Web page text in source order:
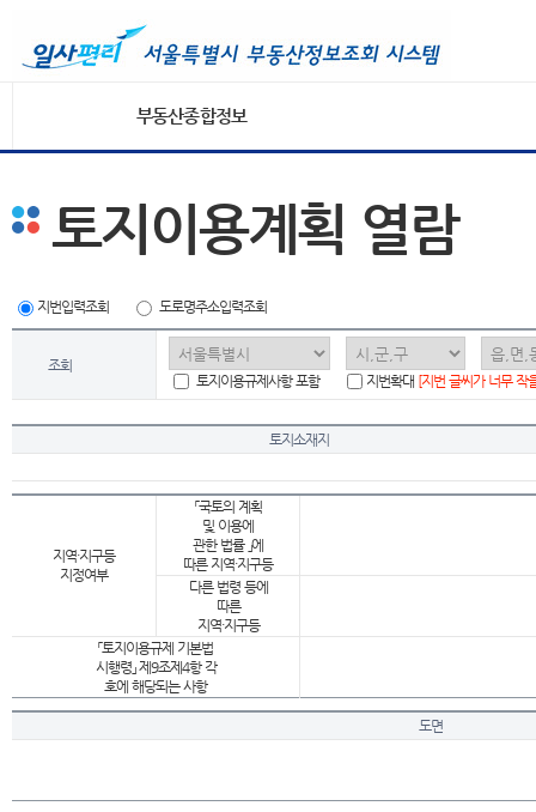
부동산종합정보
토지이용계획 열람
지번입력조회 도로명주소입력조회
조회
토지이용규제사항 포함
지번확대 [지번 글씨가 너무 작
토지소재지
지역·지구등
지정여부
「국토의 계획
및 이용에
관한 법률 」에
따른 지역·지구등
다른 법령 등에
따른
지역·지구등
「토지이용규제 기본법
시행령」 제9조제4항 각
호에 해당되는 사항
도면